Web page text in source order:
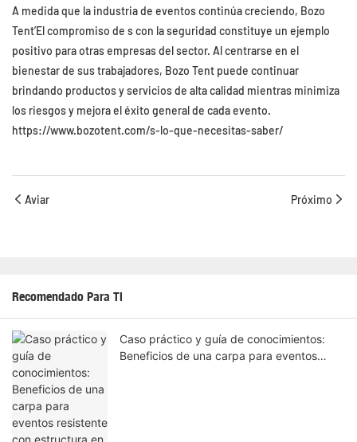
A medida que la industria de eventos continúa creciendo, Bozo
Tent’El compromiso de s con la seguridad constituye un ejemplo
positivo para otras empresas del sector. Al centrarse en el
bienestar de sus trabajadores, Bozo Tent puede continuar
brindando productos y servicios de alta calidad mientras minimiza
los riesgos y mejora el éxito general de cada evento.
https://www.bozotent.com/s-lo-que-necesitas-saber/
Aviar Próximo
Recomendado Para Ti
Caso práctico y guía de conocimientos:
Beneficios de una carpa para eventos